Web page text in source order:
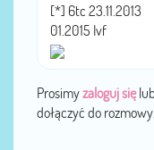
[*] 6tc 23.11.2013
01.2015 Ivf
Prosimyzaloguj sięlub
dołączyć do rozmowy.